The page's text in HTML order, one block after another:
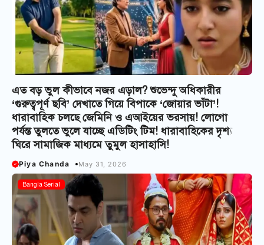
এত বড় ভুল কীভাবে নজর এড়াল? শুভেন্দু অধিকারীর
‘গুরুত্বপূর্ণ ছবি’ দেখাতে গিয়ে বিপাকে ‘জোয়ার ভাঁটা’!
ধারাবাহিক চলছে জেমিনি ও এআইয়ের ভরসায়! লোগো
পর্যন্ত তুলতে ভুলে যাচ্ছে এডিটিং টিম! ধারাবাহিকের দৃশ্য
ঘিরে সামাজিক মাধ্যমে তুমুল হাসাহাসি!
Piya Chanda May 31, 2026
Bangla Serial